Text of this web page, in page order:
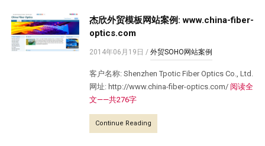
杰欣外贸模板网站案例: www.china-fiber-
optics.com
2014年06月19日 /外贸SOHO网站案例
客户名称: Shenzhen Tpotic Fiber Optics Co., Ltd.
网址: http://www.china-fiber-optics.com/ 阅读全
文——共276字
Continue Reading